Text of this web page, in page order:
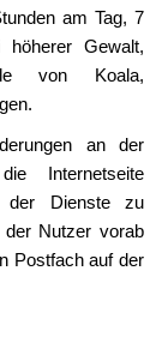
am Tag, 7
Gewalt,
von Koala,
an der
Internetseite
der Dienste zu
der Nutzer vorab
Postfach auf der